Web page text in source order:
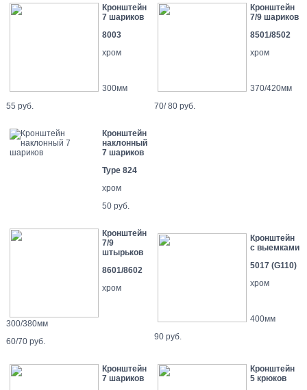
Кронштейн
7 шариков
8003
хром
300мм
55 руб.
Кронштейн
7/9 шариков
8501/8502
хром
370/420мм
70/ 80 руб.
Кронштейн
наклонный
7 шариков
Type 824
хром
50 руб.
Кронштейн
7/9
штырьков
8601/8602
хром
300/380мм
60/70 руб.
Кронштейн
с выемками
5017 (G110)
хром
400мм
90 руб.
Кронштейн
7 шариков
Кронштейн
5 крюков